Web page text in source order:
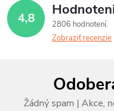
4,8
2806 hodnotení
Zobraziť recenzie